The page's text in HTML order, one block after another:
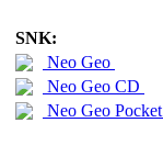
SNK:
Neo Geo
Neo Geo CD
Neo Geo Pocket